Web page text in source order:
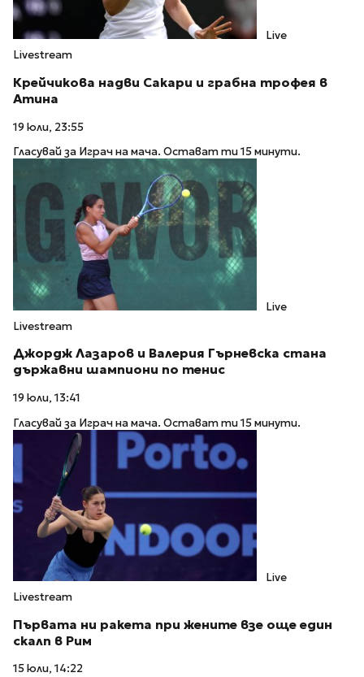
Live
Livestream
Крейчикова надви Сакари и грабна трофея в
Атина
19 юли, 23:55
Гласувай за Играч на мача. Остават ти 15 минути.
Live
Livestream
Джордж Лазаров и Валерия Гърневска стана
държавни шампиони по тенис
19 юли, 13:41
Гласувай за Играч на мача. Остават ти 15 минути.
Live
Livestream
Първата ни ракета при жените взе още един
скалп в Рим
15 юли, 14:22